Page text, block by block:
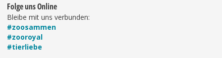
Folge uns Online
Bleibe mit uns verbunden:
#zoosammen
#zooroyal
#tierliebe